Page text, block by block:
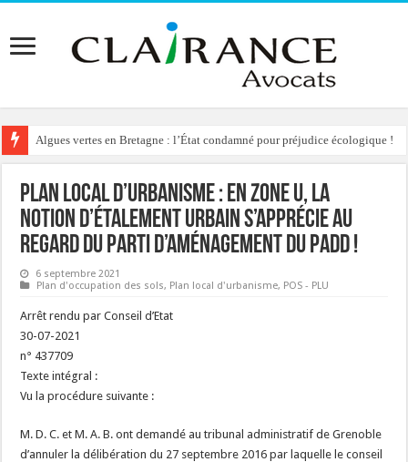
Algues vertes en Bretagne : l’État condamné pour préjudice écologique !
Plan Local d’Urbanisme : en zone U, la
notion d’étalement urbain s’apprécie au
regard du parti d’aménagement du PADD !
6 septembre 2021
Plan d'occupation des sols, Plan local d'urbanisme, POS - PLU
Arrêt rendu par Conseil d’Etat
30-07-2021
n° 437709
Texte intégral :
Vu la procédure suivante :
M. D. C. et M. A. B. ont demandé au tribunal administratif de Grenoble
d’annuler la délibération du 27 septembre 2016 par laquelle le conseil